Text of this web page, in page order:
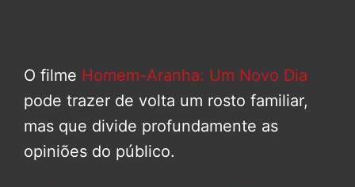
O filme Homem-Aranha: Um Novo Dia
pode trazer de volta um rosto familiar,
mas que divide profundamente as
opiniões do público.